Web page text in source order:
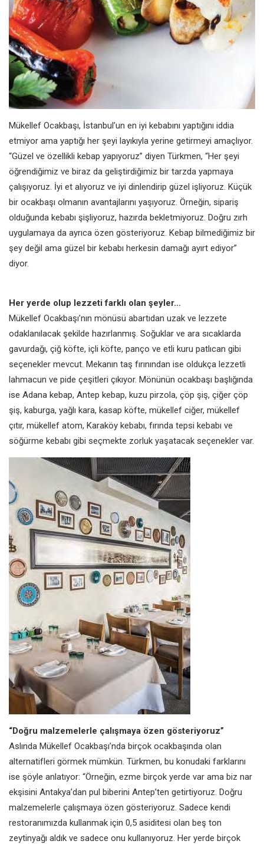
Mükellef Ocakbaşı, İstanbul’un en iyi kebabını yaptığını iddia
etmiyor ama yaptığı her şeyi layıkıyla yerine getirmeyi amaçlıyor.
“Güzel ve özellikli kebap yapıyoruz” diyen Türkmen, “Her şeyi
öğrendiğimiz ve biraz da geliştirdiğimiz bir tarzda yapmaya
çalışıyoruz. İyi et alıyoruz ve iyi dinlendirip güzel işliyoruz. Küçük
bir ocakbaşı olmanın avantajlarını yaşıyoruz. Örneğin, sipariş
olduğunda kebabı şişliyoruz, hazırda bekletmiyoruz. Doğru zırh
uygulamaya da ayrıca özen gösteriyoruz. Kebap bilmediğimiz bir
şey değil ama güzel bir kebabı herkesin damağı ayırt ediyor”
diyor.
Her yerde olup lezzeti farklı olan şeyler…
Mükellef Ocakbaşı’nın mönüsü abartıdan uzak ve lezzete
odaklanılacak şekilde hazırlanmış. Soğuklar ve ara sıcaklarda
gavurdağı, çiğ köfte, içli köfte, panço ve etli kuru patlıcan gibi
seçenekler mevcut. Mekanın taş fırınından ise oldukça lezzetli
lahmacun ve pide çeşitleri çıkıyor. Mönünün ocakbaşı başlığında
ise Adana kebap, Antep kebap, kuzu pirzola, çöp şiş, çiğer çöp
şiş, kaburga, yağlı kara, kasap köfte, mükellef ciğer, mükellef
çıtır, mükellef atom, Karaköy kebabı, fırında tepsi kebabı ve
söğürme kebabı gibi seçmekte zorluk yaşatacak seçenekler var.
“Doğru malzemelerle çalışmaya özen gösteriyoruz”
Aslında Mükellef Ocakbaşı’nda birçok ocakbaşında olan
alternatifleri görmek mümkün. Türkmen, bu konudaki farklarını
ise şöyle anlatıyor: “Örneğin, ezme birçok yerde var ama biz nar
ekşisini Antakya’dan pul biberini Antep’ten getirtiyoruz. Doğru
malzemelerle çalışmaya özen gösteriyoruz. Sadece kendi
restoranımızda kullanmak için 0,5 asiditesi olan beş ton
zeytinyağı aldık ve sadece onu kullanıyoruz. Her yerde birçok